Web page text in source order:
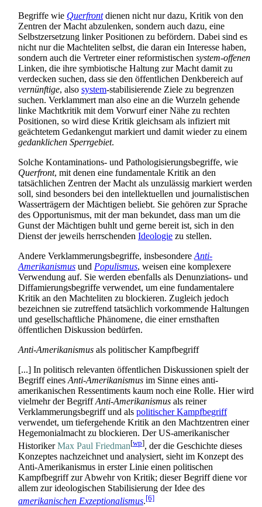
Begriffe wie Querfrontdienen nicht nur dazu, Kritik von den
Zentren der Macht abzulenken, sondern auch dazu, eine
Selbstzersetzung linker Positionen zu befördern. Dabei sind es
nicht nur die Macht­eliten selbst, die daran ein Interesse haben,
sondern auch die Vertreter einer reformistischen system-offenen
Linken, die ihre symbiotische Haltung zur Macht damit zu
verdecken suchen, dass sie den öffentlichen Denkbereich auf
vernünftige, also system-stabilisierende Ziele zu begrenzen
suchen. Verklammert man also eine an die Wurzeln gehende
linke Machtkritik mit dem Vorwurf einer Nähe zu rechten
Positionen, so wird diese Kritik gleichsam als infiziert mit
geächtetem Gedankengut markiert und damit wieder zu einem
gedanklichen Sperrgebiet.
Solche Kontaminations- und Pathologisierungs­begriffe, wie
Querfront, mit denen eine fundamentale Kritik an den
tatsächlichen Zentren der Macht als unzulässig markiert werden
soll, sind besonders bei den intellektuellen und journalistischen
Wasser­trägern der Mächtigen beliebt. Sie gehören zur Sprache
des Opportunismus, mit der man bekundet, dass man um die
Gunst der Mächtigen buhlt und gerne bereit ist, sich in den
Dienst der jeweils herrschenden Ideologie zu stellen.
Andere Verklammerungsbegriffe, insbesondere Anti-
Amerikanismus und Populismus, weisen eine komplexere
Verwendung auf. Sie werden ebenfalls als Denunziations- und
Diffamierungs­begriffe verwendet, um eine fundamentalere
Kritik an den Macht­eliten zu blockieren. Zugleich jedoch
bezeichnen sie zutreffend tatsächlich vorkommende Haltungen
und gesellschaftliche Phänomene, die einer ernsthaften
öffentlichen Diskussion bedürfen.
Anti-Amerikanismus als politischer Kampfbegriff
[...] In politisch relevanten öffentlichen Diskussionen spielt der
Begriff eines Anti-Amerikanismus im Sinne eines anti-
amerikanischen Ressentiments kaum noch eine Rolle. Hier wird
vielmehr der BegriffAnti-Amerikanismus als reiner
Verklammerungs­begriff und als politischer Kampfbegriff
verwendet, um tiefer­gehende Kritik an den Macht­zentren einer
Hegemonial­macht zu blockieren. Der US-amerikanischer
HistorikerMax Paul Friedman[wp], der die Geschichte dieses
Konzeptes nachzeichnet und analysiert, sieht im Konzept des
Anti-Amerikanismus in erster Linie einen politischen
Kampfbegriff zur Abwehr von Kritik; dieser Begriff diene vor
allem zur ideologischen Stabilisierung der Idee des
amerikanischen Exzeptionalismus.[6]